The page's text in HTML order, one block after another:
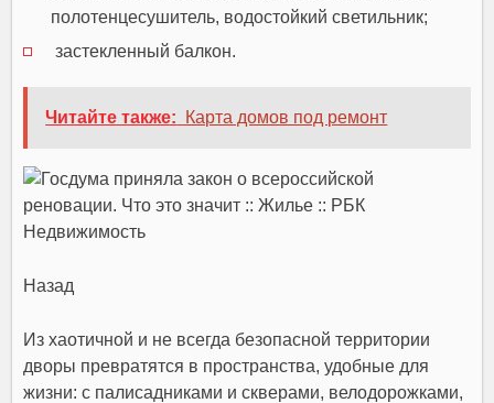
полотенцесушитель, водостойкий светильник;
застекленный балкон.
Читайте также: Карта домов под ремонт
Назад
Из хаотичной и не всегда безопасной территории
дворы превратятся в пространства, удобные для
жизни: с палисадниками и скверами, велодорожками,